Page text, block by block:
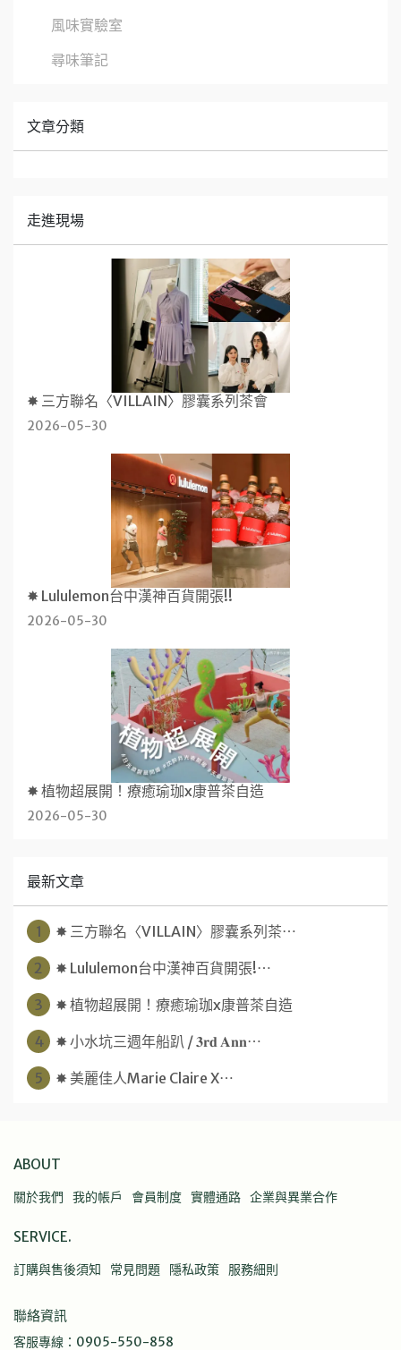
風味實驗室
尋味筆記
文章分類
走進現場
✸ 三方聯名〈VILLAIN〉膠囊系列茶會
2026-05-30
✸ Lululemon台中漢神百貨開張!!
2026-05-30
✸ 植物超展開！療癒瑜珈x康普茶自造
2026-05-30
最新文章
1 ✸ 三方聯名〈VILLAIN〉膠囊系列茶⋯
2 ✸ Lululemon台中漢神百貨開張!⋯
3 ✸ 植物超展開！療癒瑜珈x康普茶自造
4 ✸ 小水坑三週年船趴 / 𝟑𝐫𝐝 𝐀𝐧𝐧⋯
5 ✸ 美麗佳人Marie Claire X⋯
ABOUT
關於我們 我的帳戶 會員制度 實體通路 企業與異業合作
SERVICE.
訂購與售後須知 常見問題 隱私政策 服務細則
聯絡資訊
客服專線：0905-550-858